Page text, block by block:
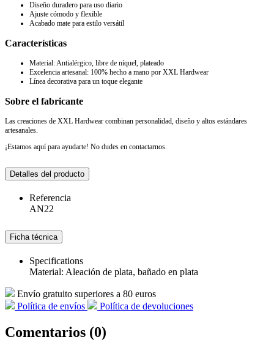
Diseño duradero para uso diario
Ajuste cómodo y flexible
Acabado mate para estilo versátil
Características
Material: Antialérgico, libre de níquel, plateado
Excelencia artesanal: 100% hecho a mano por XXL Hardwear
Línea decorativa para un toque elegante
Sobre el fabricante
Las creaciones de XXL Hardwear combinan personalidad, diseño y altos estándares
artesanales.
¡Estamos aquí para ayudarte! No dudes en contactarnos.
Detalles del producto
Referencia
AN22
Ficha técnica
Specifications
Material: Aleación de plata, bañado en plata
Envío gratuito superiores a 80 euros
Política de envíos
Política de devoluciones
Comentarios (0)